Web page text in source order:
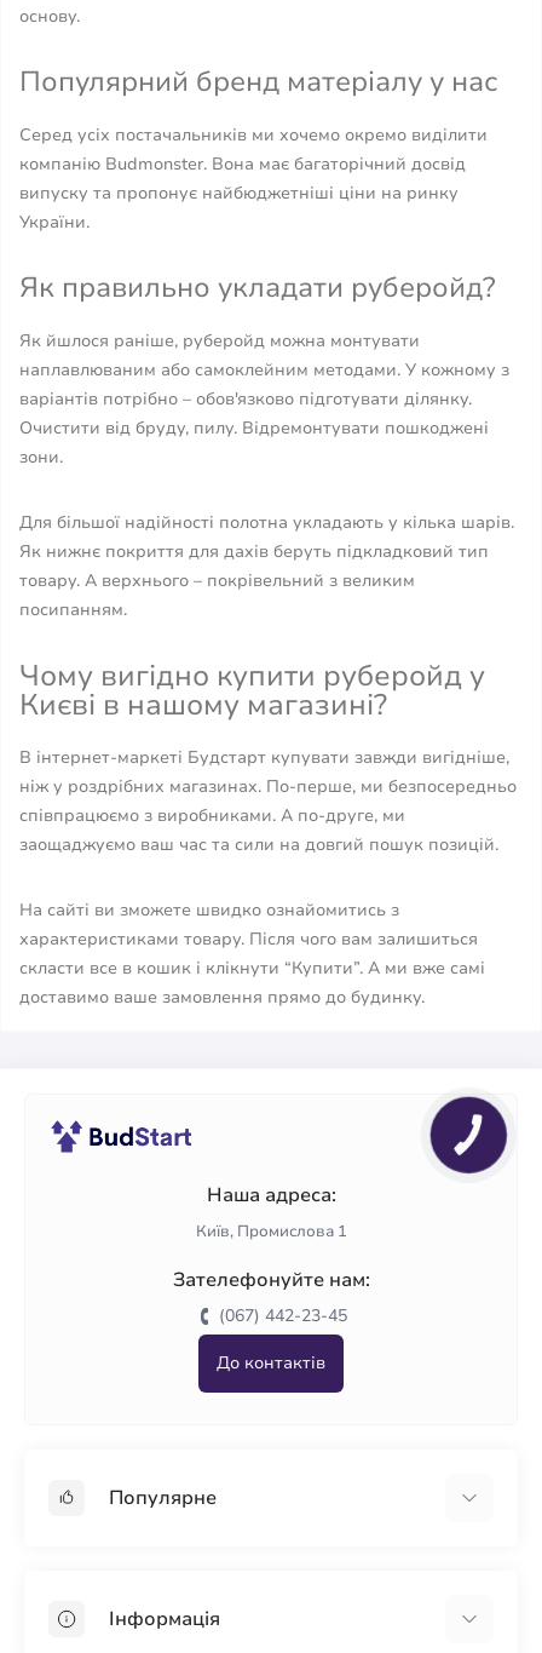
основу.
Популярний бренд матеріалу у нас
Серед усіх постачальників ми хочемо окремо виділити
компанію Budmonster. Вона має багаторічний досвід
випуску та пропонує найбюджетніші ціни на ринку
України.
Як правильно укладати руберойд?
Як йшлося раніше, руберойд можна монтувати
наплавлюваним або самоклейним методами. У кожному з
варіантів потрібно – обов'язково підготувати ділянку.
Очистити від бруду, пилу. Відремонтувати пошкоджені
зони.
Для більшої надійності полотна укладають у кілька шарів.
Як нижнє покриття для дахів беруть підкладковий тип
товару. А верхнього – покрівельний з великим
посипанням.
Чому вигідно купити руберойд у
Києві в нашому магазині?
В інтернет-маркеті Будстарт купувати завжди вигідніше,
ніж у роздрібних магазинах. По-перше, ми безпосередньо
співпрацюємо з виробниками. А по-друге, ми
заощаджуємо ваш час та сили на довгий пошук позицій.
На сайті ви зможете швидко ознайомитись з
характеристиками товару. Після чого вам залишиться
скласти все в кошик і клікнути “Купити”. А ми вже самі
доставимо ваше замовлення прямо до будинку.
Наша адреса:
Київ, Промислова 1
Зателефонуйте нам:
(067) 442-23-45
До контактів
Популярне
ПінопластІнформація